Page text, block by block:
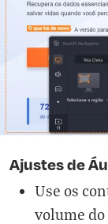
Ajustes de
Use os
volume